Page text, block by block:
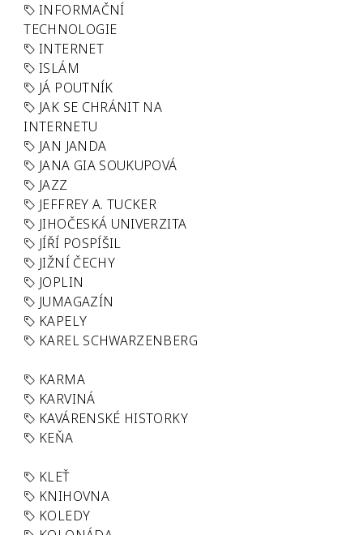
INFORMAČNÍ
TECHNOLOGIE
INTERNET
ISLÁM
JÁ POUTNÍK
JAK SE CHRÁNIT NA
INTERNETU
JAN JANDA
JANA GIA SOUKUPOVÁ
JAZZ
JEFFREY A. TUCKER
JIHOČESKÁ UNIVERZITA
JÍŘÍ POSPÍŠIL
JIŽNÍ ČECHY
JOPLIN
JUMAGAZÍN
KAPELY
KAREL SCHWARZENBERG
KARMA
KARVINÁ
KAVÁRENSKÉ HISTORKY
KEŇA
KLEŤ
KNIHOVNA
KOLEDY